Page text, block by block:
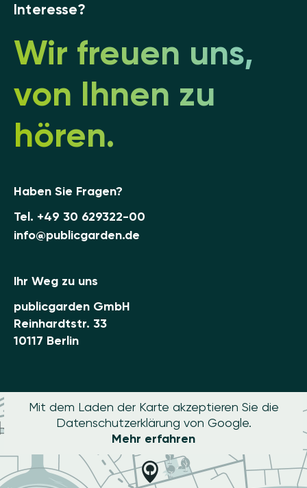
Interesse?
Wir freuen uns,
von Ihnen zu
hören.
Haben Sie Fragen?
Tel. +49 30 629322-00
info@publicgarden.de
Ihr Weg zu uns
publicgarden GmbH
Reinhardtstr. 33
10117 Berlin
Mit dem Laden der Karte akzeptieren Sie die
Datenschutzerklärung von Google.
Mehr erfahren